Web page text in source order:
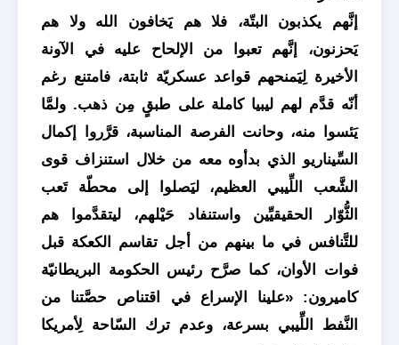
إنَّهم يكذبون البتّة، فلا هم يَخافون الله ولا هم
يَحزنون، إنَّهم تعبوا من الإلحاح عليه في الآونة
الأخيرة لِيَمنحهم قواعد عسكريّة ثابتة، فامتنع رغم
أنّه قدَّم لهم ليبيا كاملة على طبقٍ مِن ذهب. ولمَّا
يَئسوا منه، وحانت الفرصة المناسبة، قرَّروا إكمال
السِّيناريو الذي بدأوه معه من خلال استنزاف قوى
الشَّعب اللِّيبي العظيم، ليَصلوا إلى محطّة تَعب
الثُّوّار الحقيقيِّين واستنفاد حَيْلهم، ليتقدَّموا هم
للتَّنافس في ما بينهم من أجل تقاسم الكعكة قبل
فوات الأوان، كما صرَّح رئيس الحكومة البريطانيّة
كاميرون: «علينا الإسراع في اقتناص حصَّتنا من
النَّفط اللِّيبي بسرعة، وعدم ترك السّاحة لِأمريكا